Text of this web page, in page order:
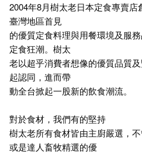
2004年8月樹太老日本定食專賣
臺灣地區首見
的優質定食料理與用餐環境及服
定食狂潮。樹太
老以超乎消費者想像的優質品質
起認同，進而帶
動全台掀起一股新的飲食潮流。
對於食材，我們有的堅持
樹太老所有食材皆由主廚嚴選，
或是達人畜牧精選的優